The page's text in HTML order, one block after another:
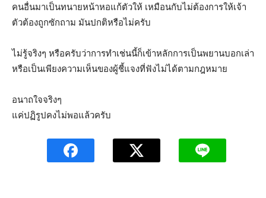
คนอื่นมาเป็นทนายหน้าหอแก้ตัวให้ เหมือนกับไม่ต้องการให้เจ้า
ตัวต้องถูกซักถาม มันปกติหรือไม่ครับ
ไม่รู้จริงๆ หรือครับว่าการทำเช่นนี้ก็เข้าหลักการเป็นพยานบอกเล่า
หรือเป็นเพียงความเห็นของผู้ชี้แจงที่ฟังไม่ได้ตามกฎหมาย
อนาถใจจริงๆ
แค่ปฏิรูปคงไม่พอแล้วครับ